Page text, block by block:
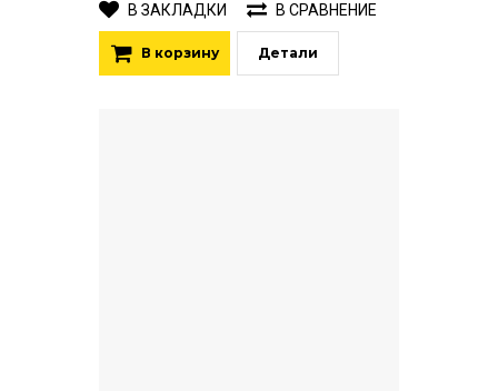
В ЗАКЛАДКИ В СРАВНЕНИЕ
В корзину Детали